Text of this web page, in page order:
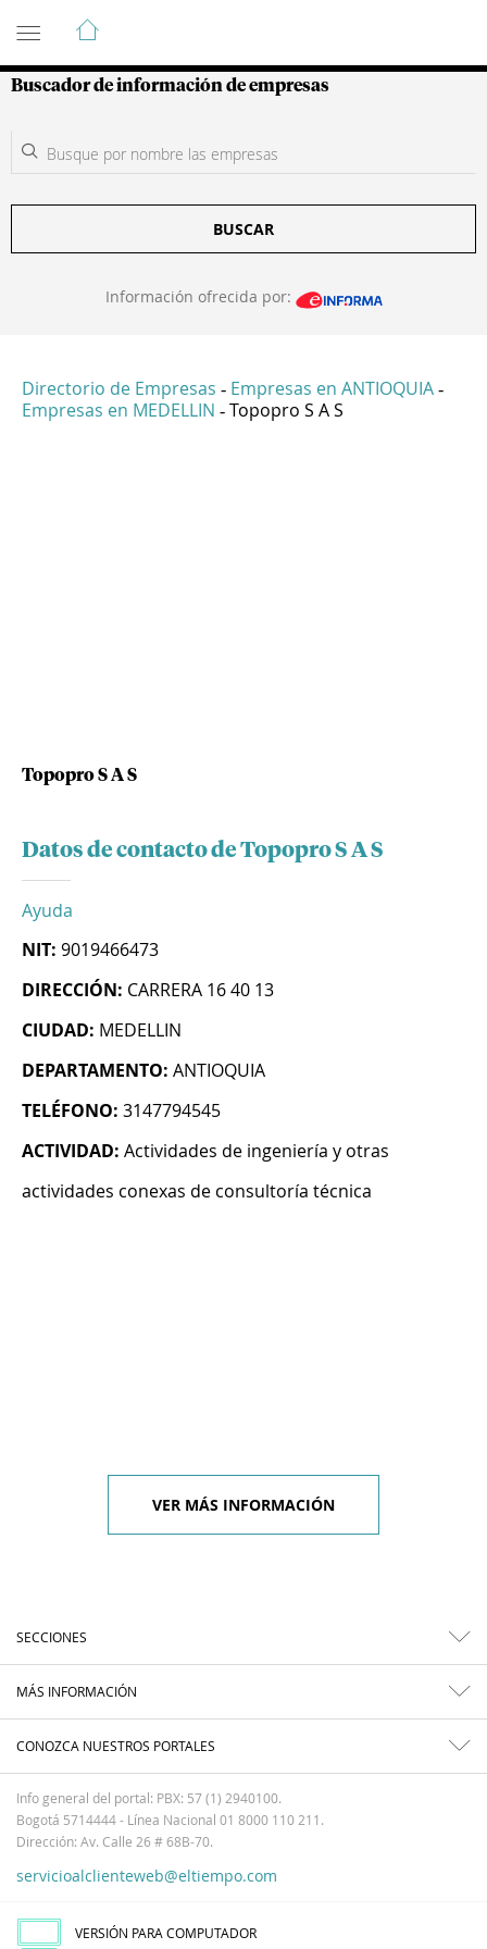
Guía de Empresas Colombianas
Buscador de información de empresas
BUSCAR
Información ofrecida por:
Directorio de Empresas - Empresas en ANTIOQUIA -
Empresas en MEDELLIN - Topopro S A S
Topopro S A S
Datos de contacto de Topopro S A S
Ayuda
NIT: 9019466473
DIRECCIÓN: CARRERA 16 40 13
CIUDAD: MEDELLIN
DEPARTAMENTO: ANTIOQUIA
TELÉFONO: 3147794545
ACTIVIDAD: Actividades de ingeniería y otras
actividades conexas de consultoría técnica
VER MÁS INFORMACIÓN
SECCIONES
MÁS INFORMACIÓN
CONOZCA NUESTROS PORTALES
Info general del portal: PBX: 57 (1) 2940100.
Bogotá 5714444 - Línea Nacional 01 8000 110 211.
Dirección: Av. Calle 26 # 68B-70.
servicioalclienteweb@eltiempo.com
VERSIÓN PARA COMPUTADOR